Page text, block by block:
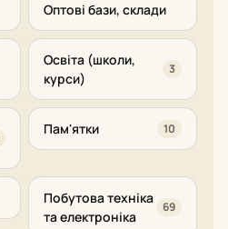
Оптові бази, склади
Освіта (школи,
курси)
3
Пам'ятки 10
Побутова техніка
та електроніка
69